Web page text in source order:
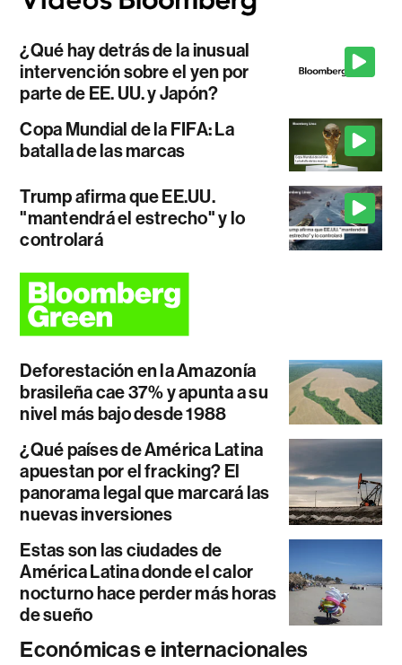
¿Qué hay detrás de la inusual
intervención sobre el yen por
parte de EE. UU. y Japón?
Copa Mundial de la FIFA: La
batalla de las marcas
Trump afirma que EE.UU.
"mantendrá el estrecho" y lo
controlará
Deforestación en la Amazonía
brasileña cae 37% y apunta a su
nivel más bajo desde 1988
¿Qué países de América Latina
apuestan por el fracking? El
panorama legal que marcará las
nuevas inversiones
Estas son las ciudades de
América Latina donde el calor
nocturno hace perder más horas
de sueño
Económicas e internacionales